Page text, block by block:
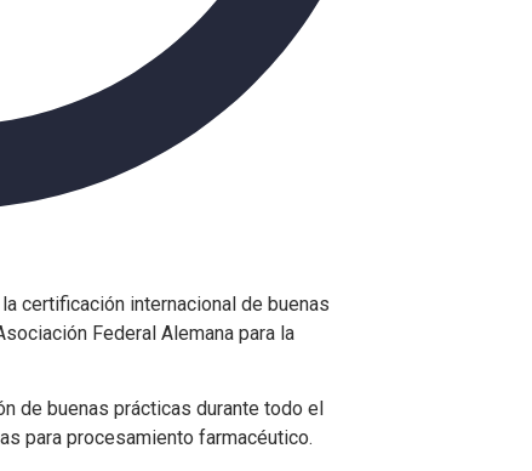
certificación internacional de buenas
Federal Alemana para la
de buenas prácticas durante todo el
para procesamiento farmacéutico.